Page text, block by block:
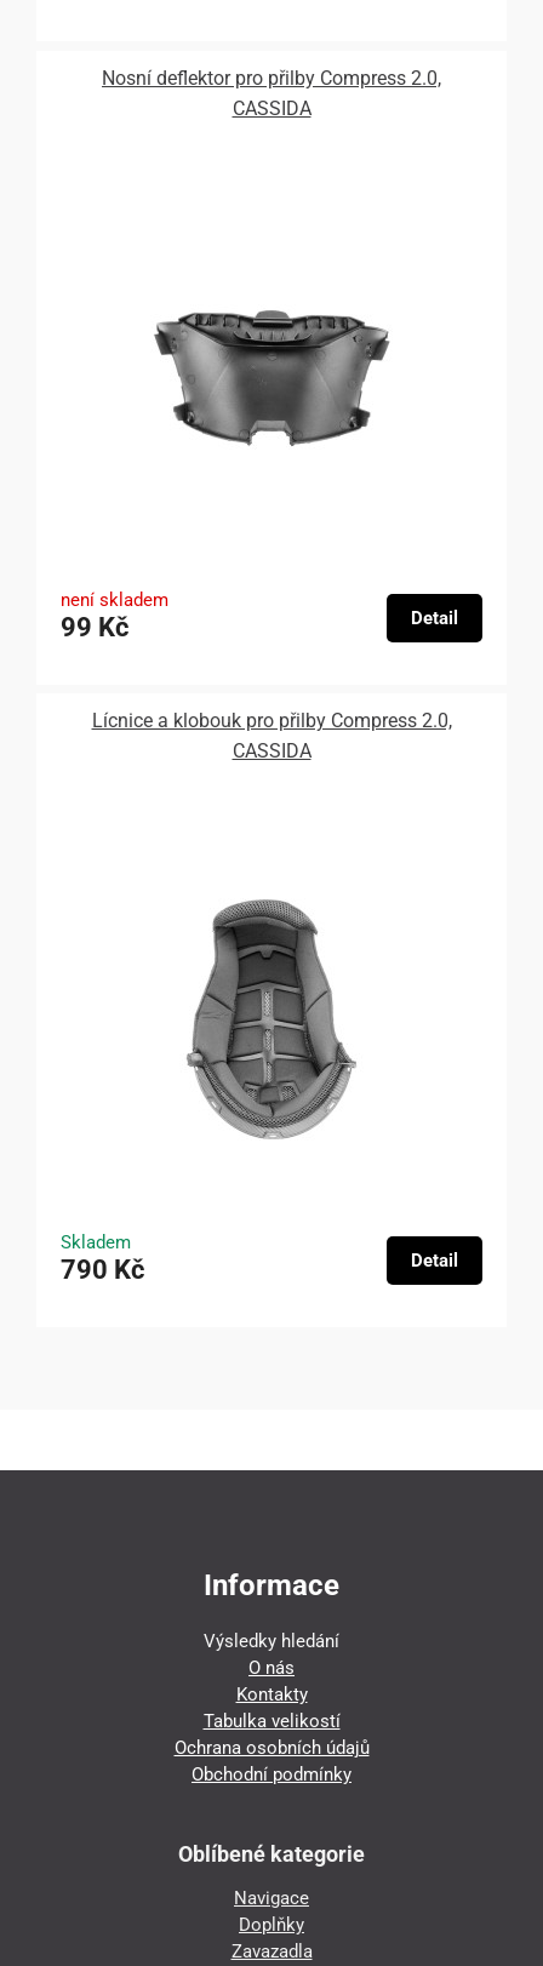
Nosní deflektor pro přilby Compress 2.0,
CASSIDA
není skladem
99 Kč Detail
Lícnice a klobouk pro přilby Compress 2.0,
CASSIDA
Skladem
790 Kč Detail
Informace
Výsledky hledání
O nás
Kontakty
Tabulka velikostí
Ochrana osobních údajů
Obchodní podmínky
Oblíbené kategorie
Navigace
Doplňky
Zavazadla